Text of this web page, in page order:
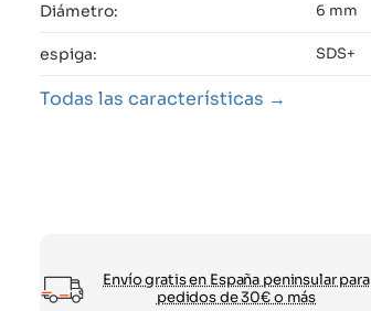
Diámetro: 6 mm
espiga: SDS+
Todas las características
Envío gratis en España peninsular para
pedidos de 30€ o más